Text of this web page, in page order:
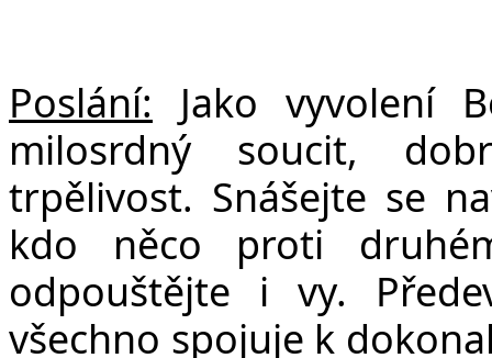
Poslání: Jako vyvolení
milosrdný soucit,
trpělivost. Snášejte se
kdo něco proti
odpouštějte i vy.
všechno spojuje k